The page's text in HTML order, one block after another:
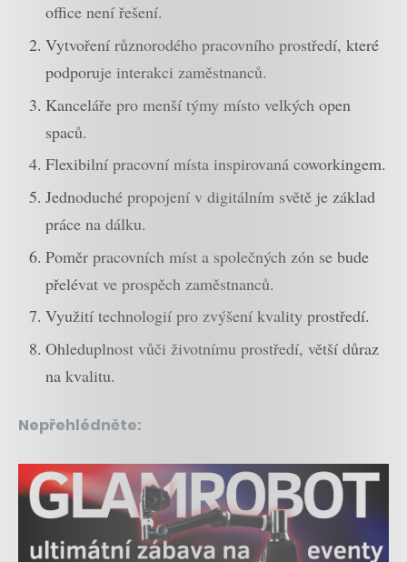
office není řešení.
Vytvoření různorodého pracovního prostředí, které
podporuje interakci zaměstnanců.
Kanceláře pro menší týmy místo velkých open
spaců.
Flexibilní pracovní místa inspirovaná coworkingem.
Jednoduché propojení v digitálním světě je základ
práce na dálku.
Poměr pracovních míst a společných zón se bude
přelévat ve prospěch zaměstnanců.
Využití technologií pro zvýšení kvality prostředí.
Ohleduplnost vůči životnímu prostředí, větší důraz
na kvalitu.
Nepřehlédněte: